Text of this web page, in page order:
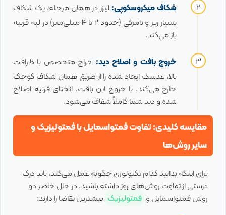
شکاف میکروسکوپی:لیزر در همان مرحله، یک شکاف
بسیار ریز و نامرئی (حدود ۲ تا ۴ میلی‌متر) در لبه قرنیه
باز می‌کند.
خروج بافت و اصلاح دید: جراح متخصص با ظرافت
بالا، عدسک ایجاد شده را از طریق همان شکاف کوچک
خارج می‌کند. با خروج این بافت، انحنای قرنیه اصلاح
شده و دید شما کاملاً شفاف می‌شود.
مقایسه کلیدی: تفاوت فمتواسمایل با فمتولیزیک و
سایر روش‌ها
برای اینکه بدانید کدام تکنولوژی چگونه عمل می‌کند، باید درک
درستی از تفاوت روش‌های روز داشته باشید. در حال حاضر دو
روش فمتواسمایل و فمتولیزیک بیشترین تقاضا را دارند: